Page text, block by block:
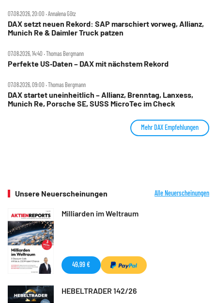
07.08.2026, 20:00 ‧ Annalena Götz
DAX setzt neuen Rekord: SAP marschiert vorweg, Allianz,
Munich Re & Daimler Truck patzen
07.08.2026, 14:40 ‧ Thomas Bergmann
Perfekte US‑Daten – DAX mit nächstem Rekord
07.08.2026, 09:00 ‧ Thomas Bergmann
DAX startet uneinheitlich – Allianz, Brenntag, Lanxess,
Munich Re, Porsche SE, SUSS MicroTec im Check
Mehr DAX Empfehlungen
Unsere Neuerscheinungen Alle Neuerscheinungen
Milliarden im Weltraum
49,99 €
HEBELTRADER 142/26